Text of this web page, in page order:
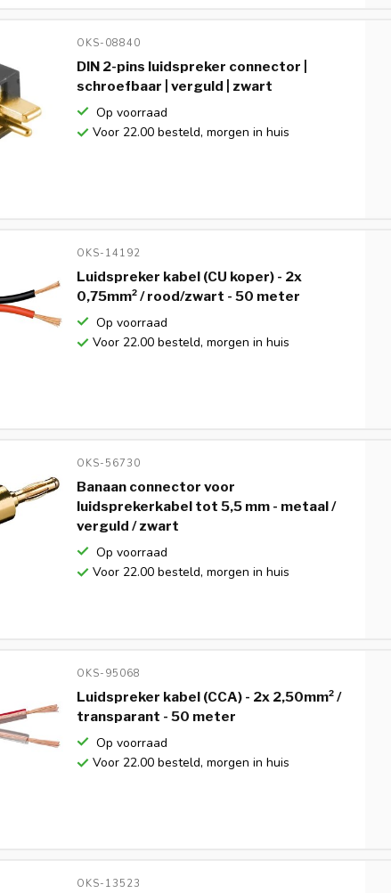
OKS-08840
DIN 2-pins luidspreker connector |
schroefbaar | verguld | zwart
Op voorraad
Voor 22.00 besteld, morgen in huis
OKS-14192
Luidspreker kabel (CU koper) - 2x
0,75mm² / rood/zwart - 50 meter
Op voorraad
Voor 22.00 besteld, morgen in huis
OKS-56730
Banaan connector voor
luidsprekerkabel tot 5,5 mm - metaal /
verguld / zwart
Op voorraad
Voor 22.00 besteld, morgen in huis
OKS-95068
Luidspreker kabel (CCA) - 2x 2,50mm² /
transparant - 50 meter
Op voorraad
Voor 22.00 besteld, morgen in huis
OKS-13523